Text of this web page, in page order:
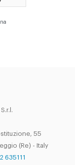
55
(Re) - Italy
635111